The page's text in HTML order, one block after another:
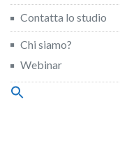
Contatta lo studio
Chi siamo?
Webinar
Search